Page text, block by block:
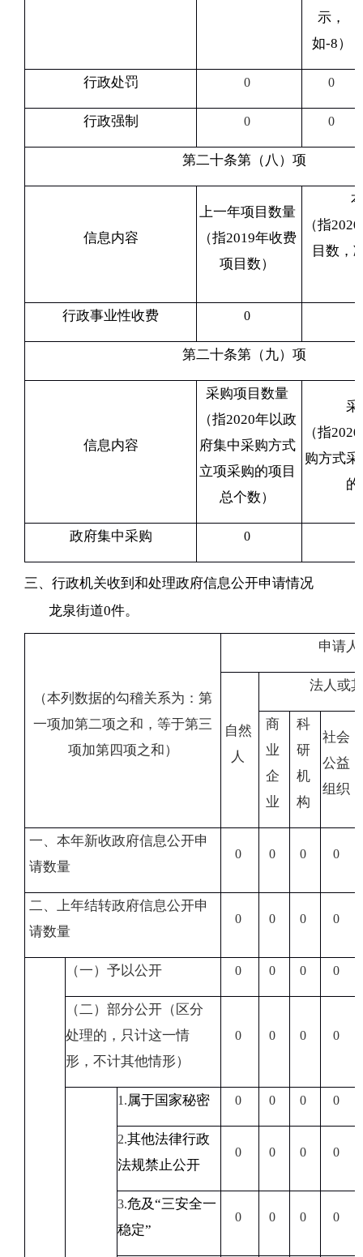
示，
如-8）
行政处罚 0 0
行政强制 0 0
第二十条第（八）项
信息内容
上一年项目数量
（指2019年收费
项目数）
（指2020
目数，
行政事业性收费 0
第二十条第（九）项
信息内容
采购项目数量
（指2020年以政
府集中采购方式
立项采购的项目
总个数）
采
（指2020
购方式
政府集中采购 0
三、行政机关收到和处理政府信息公开申请情况
龙泉街道0件。
（本列数据的勾稽关系为：第
一项加第二项之和，等于第三
项加第四项之和）
申请
自然
人
法人或
商
业
企
业
科
研
机
构
社会
公益
组织
一、本年新收政府信息公开申
请数量
0 0 0 0
二、上年结转政府信息公开申
请数量
0 0 0 0
（一）予以公开 0 0 0 0
（二）部分公开（区分
处理的，只计这一情
形，不计其他情形）
0 0 0 0
1.属于国家秘密 0 0 0 0
2.其他法律行政
法规禁止公开
0 0 0 0
3.危及“三安全一
稳定”
0 0 0 0